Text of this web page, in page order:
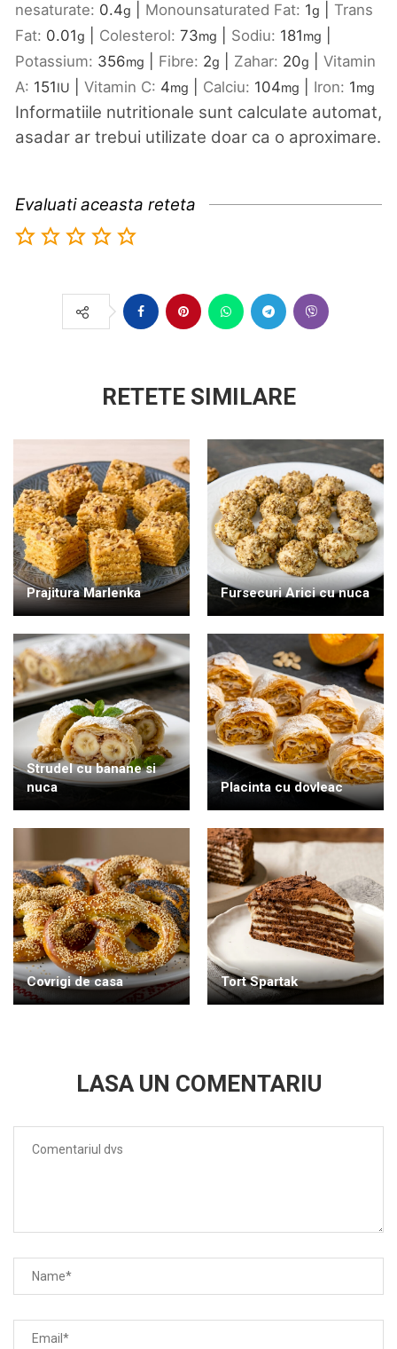
nesaturate: 0.4g Monounsaturated Fat: 1g
Trans
Fat: 0.01g Colesterol: 73mg Sodiu: 181mg
Potassium: 356mg Fibre: 2g Zahar: 20g
Vitamin
A: 151IU Vitamin C: 4mg Calciu: 104mg Iron: 1mg
Informatiile nutritionale sunt calculate automat,
asadar ar trebui utilizate doar ca o aproximare.
Evaluati aceasta reteta
RETETE SIMILARE
Prajitura Marlenka Fursecuri Arici cu nuca
Strudel cu banane si
nuca
Placinta cu dovleac
Covrigi de casa Tort Spartak
LASA UN COMENTARIU